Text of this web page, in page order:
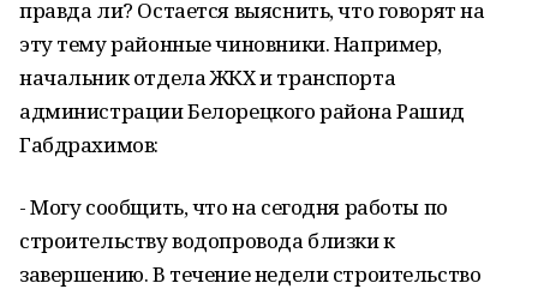
правда ли? Остается выяснить, что говорят на
эту тему районные чиновники. Например,
начальник отдела ЖКХ и транспорта
администрации Белорецкого района Рашид
Габдрахимов:
- Могу сообщить, что на сегодня работы по
строительству водопровода близки к
завершению. В течение недели строительство